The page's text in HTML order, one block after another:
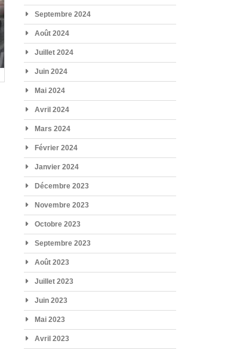
Septembre 2024
Août 2024
Juillet 2024
Juin 2024
Mai 2024
Avril 2024
Mars 2024
Février 2024
Janvier 2024
Décembre 2023
Novembre 2023
Octobre 2023
Septembre 2023
Août 2023
Juillet 2023
Juin 2023
Mai 2023
Avril 2023